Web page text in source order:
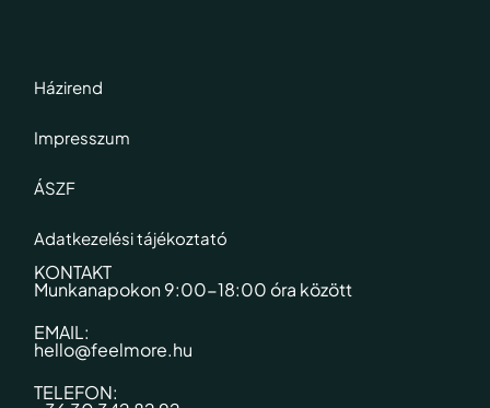
Házirend
Impresszum
ÁSZF
Adatkezelési tájékoztató
KONTAKT
Munkanapokon 9:00-18:00 óra között​
EMAIL:
hello@feelmore.hu
TELEFON: